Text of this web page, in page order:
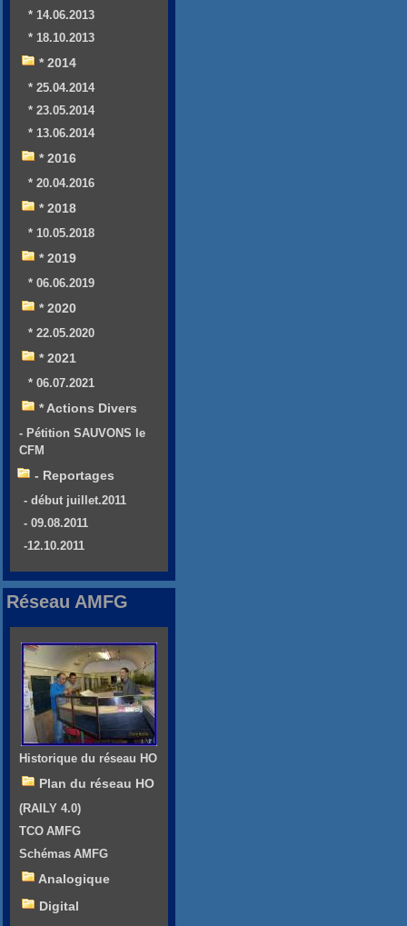
* 14.06.2013
* 18.10.2013
* 2014
* 25.04.2014
* 23.05.2014
* 13.06.2014
* 2016
* 20.04.2016
* 2018
* 10.05.2018
* 2019
* 06.06.2019
* 2020
* 22.05.2020
* 2021
* 06.07.2021
* Actions Divers
- Pétition SAUVONS le
CFM
- Reportages
- début juillet.2011
- 09.08.2011
-12.10.2011
Réseau AMFG
Historique du réseau HO
Plan du réseau HO
(RAILY 4.0)
TCO AMFG
Schémas AMFG
Analogique
Digital